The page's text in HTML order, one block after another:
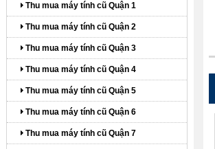
Thu mua máy tính cũ Quận 1
Thu mua máy tính cũ Quận 2
Thu mua máy tính cũ Quận 3
Thu mua máy tính cũ Quận 4
Thu mua máy tính cũ Quận 5
Thu mua máy tính cũ Quận 6
Thu mua máy tính cũ Quận 7